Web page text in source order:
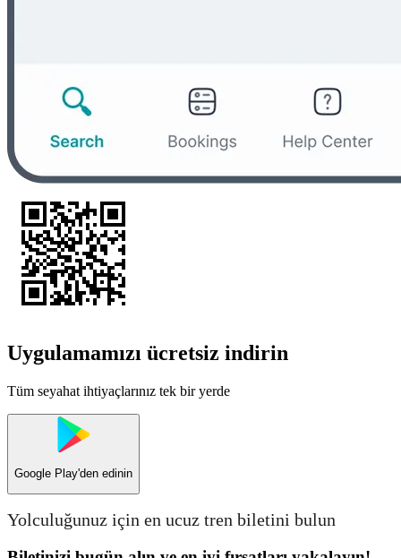
Uygulamamızı ücretsiz indirin
Tüm seyahat ihtiyaçlarınız tek bir yerde
Google Play'den edinin
Yolculuğunuz için en ucuz tren biletini bulun